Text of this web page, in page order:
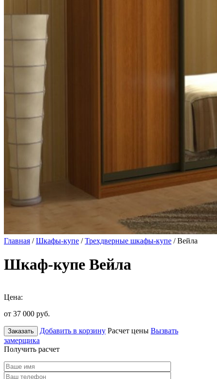
Главная /Шкафы-купе /Трехдверные шкафы-купе / Вейла
Шкаф-купе Вейла
Цена:
от 37 000 руб.
Заказать Добавить в корзину Расчет цены Вызвать
замерщика
Получить расчет